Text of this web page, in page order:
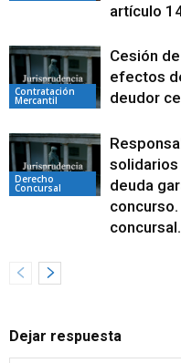
artículo
Contratación
Mercantil
Cesión
efectos
deudor
Derecho
Concursal
solidarios
deuda
Dejar respuesta